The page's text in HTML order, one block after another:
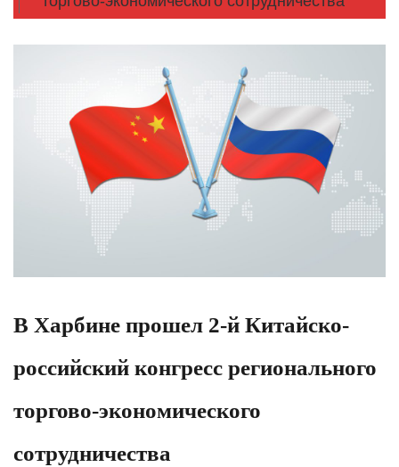
В Харбине прошел 2-й Китайско-
российский конгресс регионального
торгово-экономического
сотрудничества